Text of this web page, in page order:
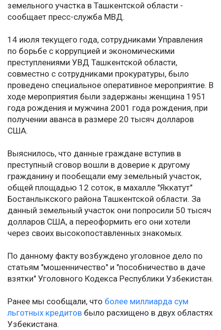
земельного участка в Ташкентской области -
сообщает пресс-служба МВД.
14 июля текущего года, сотрудниками Управления
по борьбе с коррупцией и экономическими
преступлениями УВД Ташкентской области,
совместно с сотрудниками прокуратуры, было
проведено специальное оперативное мероприятие. В
ходе мероприятия были задержаны женщина 1951
года рождения и мужчина 2001 года рождения, при
получении аванса в размере 20 тысяч долларов
США.
Выяснилось, что данные граждане вступив в
преступный сговор вошли в доверие к другому
гражданину и пообещали ему земельный участок,
общей площадью 12 соток, в махалле "Яккатут"
Бостанлыкского района Ташкентской области. За
данный земельный участок они попросили 50 тысяч
долларов США, а переоформить его они хотели
через своих высокопоставленных знакомых.
По данному факту возбуждено уголовное дело по
статьям "мошенничество" и "пособничество в даче
взятки" Уголовного Кодекса Республики Узбекистан.
Ранее мы сообщали, что более миллиарда сум
льготных кредитов было расхищено в двух областях
Узбекистана.